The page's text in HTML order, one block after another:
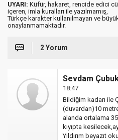
UYARI: Küfür, hakaret, rencide edici
içeren, imla kuralları ile yazılmamış,
Türkçe karakter kullanılmayan ve
onaylanmamaktadır.
2 Yorum
Sevdam
18:47
Bildiğim kadarı ile
(duvardan)10
alanda ortalama
kıyıpta
Yıldırım beyazıt